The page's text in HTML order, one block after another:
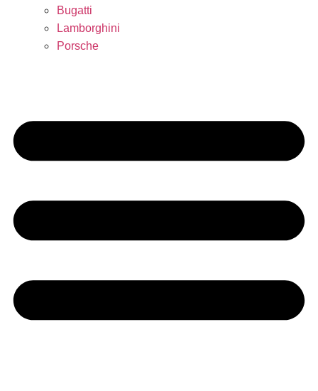
Bugatti
Lamborghini
Porsche